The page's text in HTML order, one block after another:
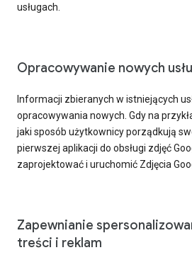
usługach.
Opracowywanie nowych
Informacji zbieranych w istniejących
opracowywania nowych. Gdy na
jaki sposób użytkownicy porządkują
pierwszej aplikacji do obsługi zdjęć
zaprojektować i uruchomić Zdjęcia
Zapewnianie
treści i reklam